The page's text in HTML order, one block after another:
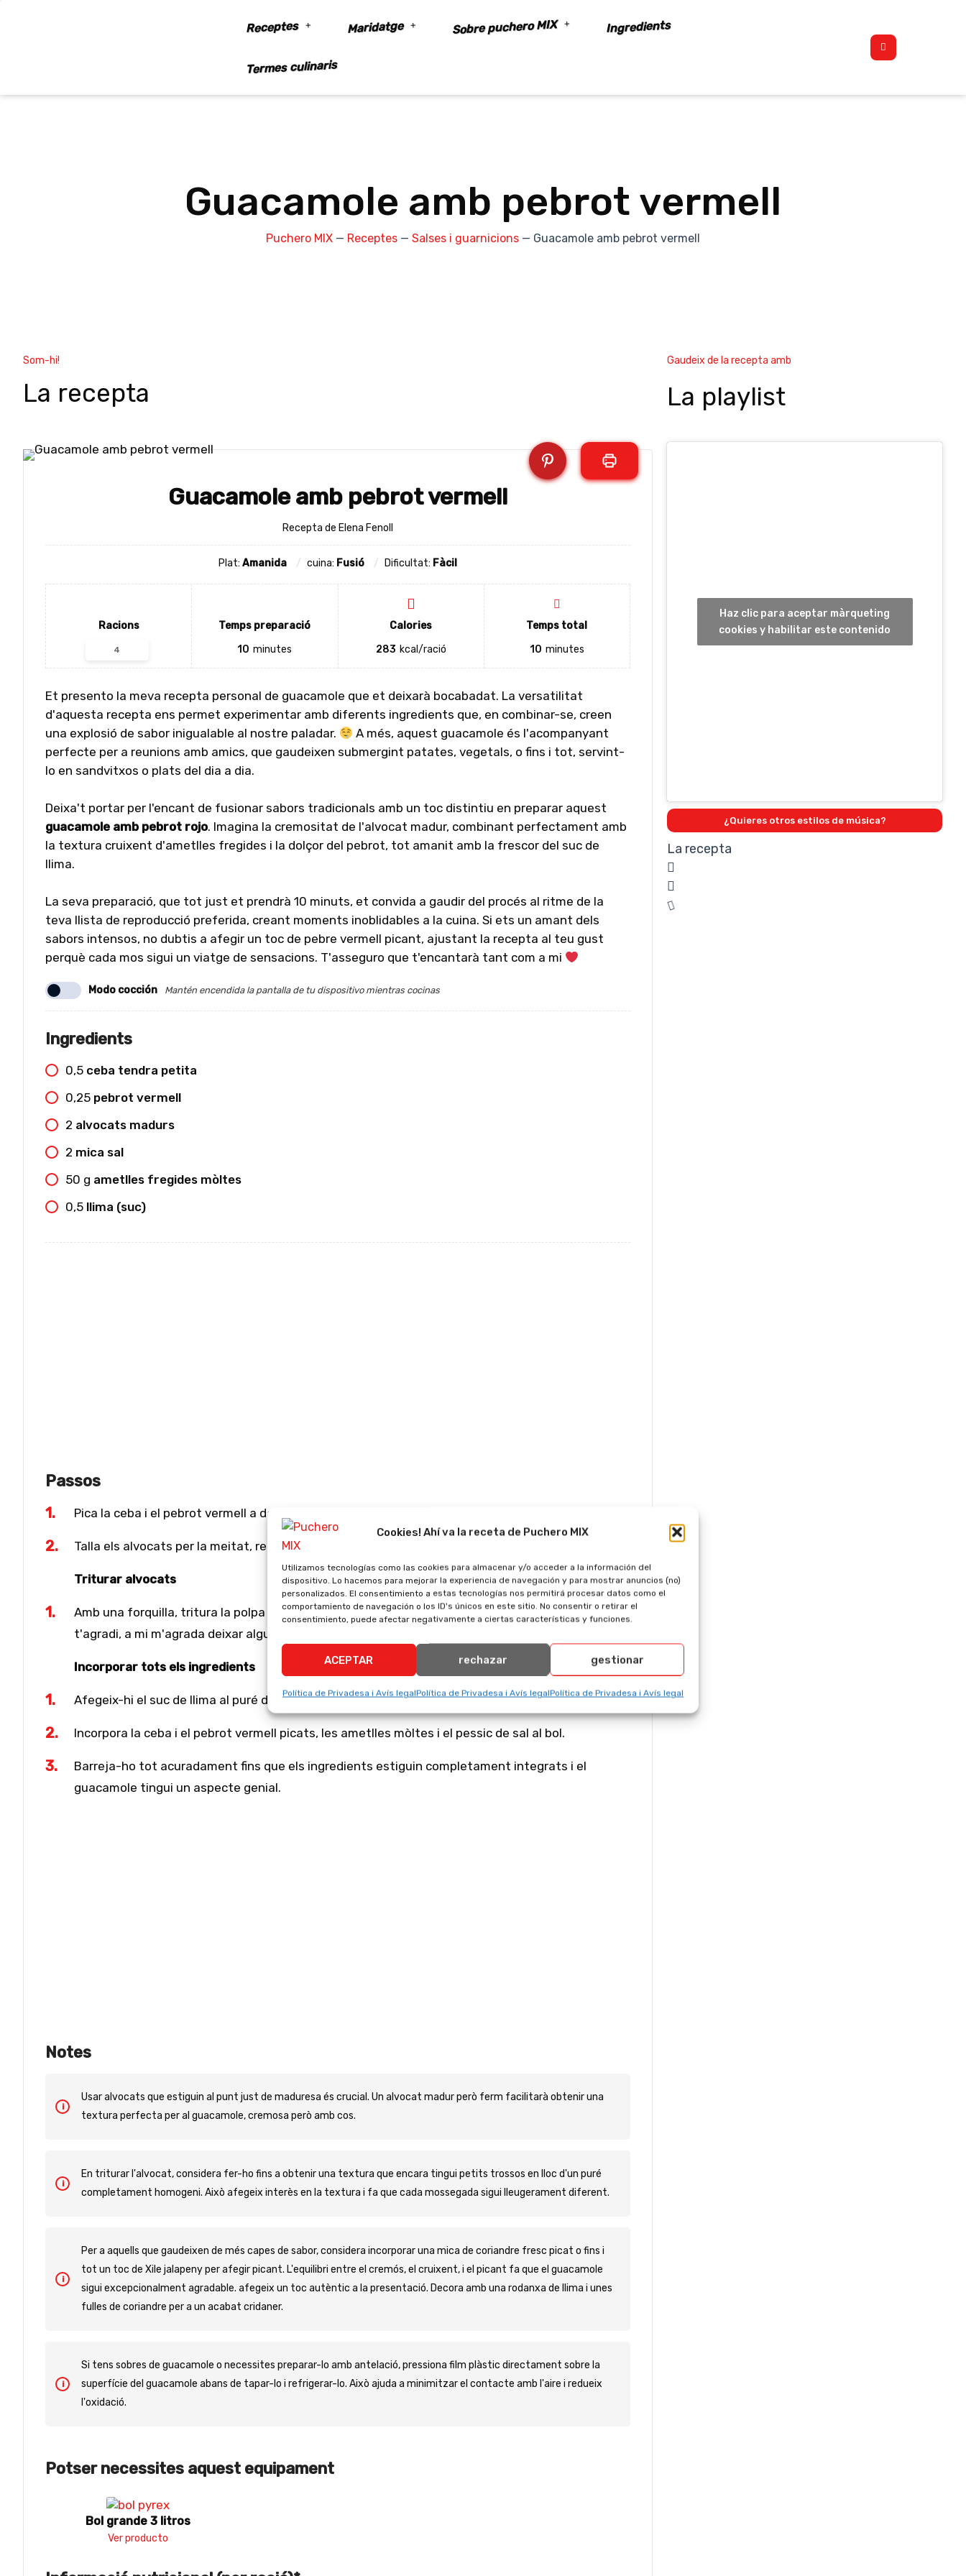
Cookies! Ahí va la receta de Puchero MIX
Utilizamos tecnologías como las cookies para almacenar y/o acceder a la información del
dispositivo. Lo hacemos para mejorar la experiencia de navegación y para mostrar anuncios (no)
personalizados. El consentimiento a estas tecnologías nos permitirá procesar datos como el
comportamiento de navegación o los ID's únicos en este sitio. No consentir o retirar el
consentimiento, puede afectar negativamente a ciertas características y funciones.
ACEPTAR rechazar gestionar
Política de Privadesa i Avís legalPolítica de Privadesa i Avís legalPolítica de Privadesa i Avís legal
Receptes Maridatge Sobre puchero MIX Ingredients
Termes culinaris
Guacamole amb pebrot vermell
Puchero MIX — Receptes — Salses i guarnicions — Guacamole amb pebrot vermell
Som-hi!
La recepta
Guacamole amb pebrot vermell
Recepta de Elena Fenoll
Plat: Amanida cuina: Fusió Dificultat: Fàcil
Racions
Temps preparació
10 minutes
Calories
283 kcal/ració
Temps total
10 minutes
Et presento la meva recepta personal de guacamole que et deixarà bocabadat. La versatilitat
d'aquesta recepta ens permet experimentar amb diferents ingredients que, en combinar-se, creen
una explosió de sabor inigualable al nostre paladar.
A més, aquest guacamole és l'acompanyant
perfecte per a reunions amb amics, que gaudeixen submergint patates, vegetals, o fins i tot, servint-
lo en sandvitxos o plats del dia a dia.
Deixa't portar per l'encant de fusionar sabors tradicionals amb un toc distintiu en preparar aquest
guacamole amb pebrot rojo. Imagina la cremositat de l'alvocat madur, combinant perfectament amb
la textura cruixent d'ametlles fregides i la dolçor del pebrot, tot amanit amb la frescor del suc de
llima.
La seva preparació, que tot just et prendrà 10 minuts, et convida a gaudir del procés al ritme de la
teva llista de reproducció preferida, creant moments inoblidables a la cuina. Si ets un amant dels
sabors intensos, no dubtis a afegir un toc de pebre vermell picant, ajustant la recepta al teu gust
perquè cada mos sigui un viatge de sensacions. T'asseguro que t'encantarà tant com a mi
Modo cocción Mantén encendida la pantalla de tu dispositivo mientras cocinas
Ingredients
0,5 ceba tendra petita
0,25 pebrot vermell
2 alvocats madurs
2 mica sal
50 g ametlles fregides mòltes
0,5 llima (suc)
Passos
Pica la ceba i el pebrot vermell a daus petits (
Talla els alvocats per la meitat, retira l'os i la polpa. Col·loca la polpa en un bol profund.
Triturar alvocats
Amb una forquilla, tritura la polpa de l'alvocat al bol fins a assolir una consistència que més
t'agradi, a mi m'agrada deixar algunes ensopegades.
Incorporar tots els ingredients
Afegeix-hi el suc de llima al puré d'alvocat i barreja-ho bé.
Incorpora la ceba i el pebrot vermell picats, les ametlles mòltes i el pessic de sal al bol.
Barreja-ho tot acuradament fins que els ingredients estiguin completament integrats i el
guacamole tingui un aspecte genial.
Notes
Usar alvocats que estiguin al punt just de maduresa és crucial. Un alvocat madur però ferm facilitarà obtenir una
textura perfecta per al guacamole, cremosa però amb cos.
En triturar l'alvocat, considera fer-ho fins a obtenir una textura que encara tingui petits trossos en lloc d'un puré
completament homogeni. Això afegeix interès en la textura i fa que cada mossegada sigui lleugerament diferent.
Per a aquells que gaudeixen de més capes de sabor, considera incorporar una mica de coriandre fresc picat o fins i
tot un toc de Xile jalapeny per afegir picant. L'equilibri entre el cremós, el cruixent, i el picant fa que el guacamole
sigui excepcionalment agradable. afegeix un toc autèntic a la presentació. Decora amb una rodanxa de llima i unes
fulles de coriandre per a un acabat cridaner.
Si tens sobres de guacamole o necessites preparar-lo amb antelació, pressiona film plàstic directament sobre la
superfície del guacamole abans de tapar-lo i refrigerar-lo. Això ajuda a minimitzar el contacte amb l'aire i redueix
l'oxidació.
Potser necessites aquest equipament
Bol grande 3 litros
Ver producto
Gaudeix de la recepta amb
La playlist
Haz clic para aceptar màrqueting
cookies y habilitar este contenido
¿Quieres otros estilos de música?
La recepta